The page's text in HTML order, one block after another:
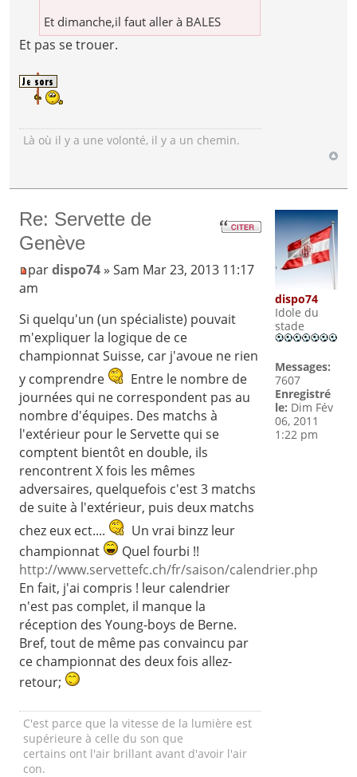
Et dimanche,il faut aller à BALES
Et pas se trouer.
Là où il y a une volonté, il y a un chemin.
Re: Servette de
Genève
pardispo74» Sam Mar 23, 2013 11:17
am
Si quelqu'un (un spécialiste) pouvait
m'expliquer la logique de ce
championnat Suisse, car j'avoue ne rien
y comprendre
Entre le nombre de
journées qui ne correspondent pas au
nombre d'équipes. Des matchs à
l'extérieur pour le Servette qui se
comptent bientôt en double, ils
rencontrent X fois les mêmes
adversaires, quelquefois c'est 3 matchs
de suite à l'extérieur, puis deux matchs
chez eux ect....
Un vrai binzz leur
championnat
Quel fourbi !!
http://www.servettefc.ch/fr/saison/calendrier.php
En fait, j'ai compris ! leur calendrier
n'est pas complet, il manque la
réception des Young-boys de Berne.
Bref, tout de même pas convaincu par
ce championnat des deux fois allez-
retour;
C'est parce que la vitesse de la lumière est
supérieure à celle du son que
certains ont l'air brillant avant d'avoir l'air
con.
dispo74
Idole du
stade
Messages:
7607
Enregistré
le: Dim Fév
06, 2011
1:22 pm